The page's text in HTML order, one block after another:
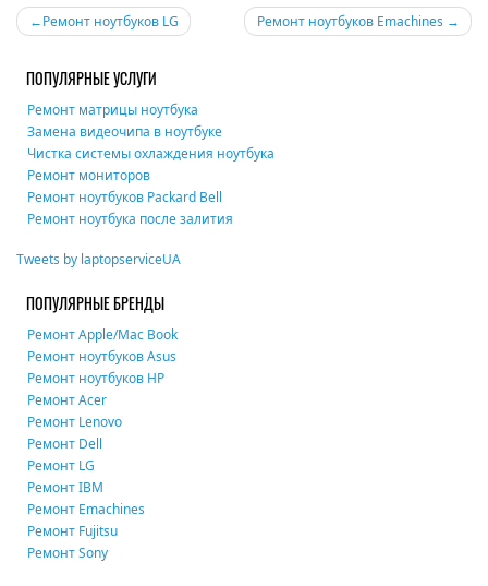
Навигация
записям
Ремонт ноутбуков LG Ремонт ноутбуков Emachines
ПОПУЛЯРНЫЕ УСЛУГИ
Ремонт матрицы ноутбука
Замена видеочипа в ноутбуке
Чистка системы охлаждения ноутбука
Ремонт мониторов
Ремонт ноутбуков Packard Bell
Ремонт ноутбука после залития
Tweets by laptopserviceUA
ПОПУЛЯРНЫЕ БРЕНДЫ
Ремонт Apple/Mac Book
Ремонт ноутбуков Asus
Ремонт ноутбуков HP
Ремонт Acer
Ремонт Lenovo
Ремонт Dell
Ремонт LG
Ремонт IBM
Ремонт Emachines
Ремонт Fujitsu
Ремонт Sony